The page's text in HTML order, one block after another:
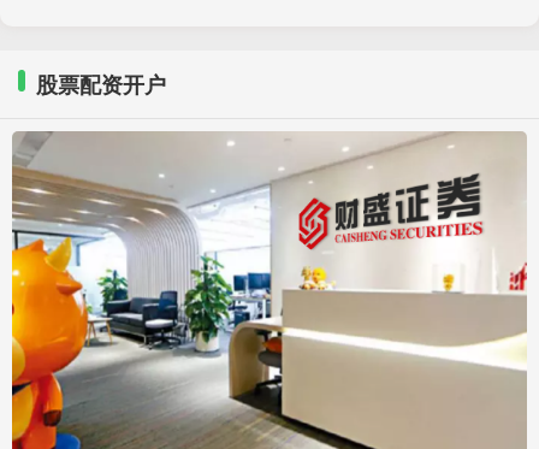
股票配资开户